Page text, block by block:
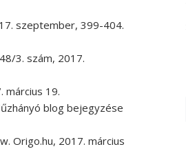
szeptember, 399-404.
3. szám, 2017.
március 19.
blog bejegyzése
Origo.hu, 2017. március